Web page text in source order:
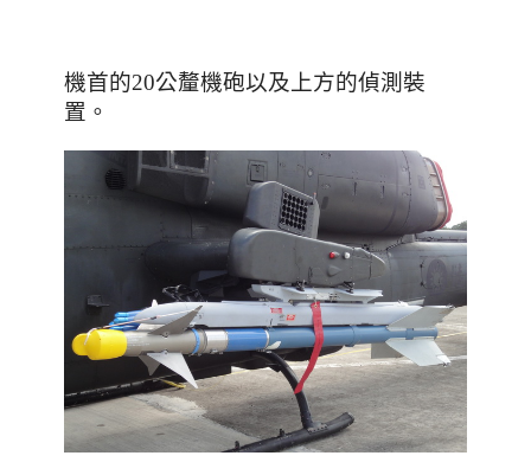
機首的20公釐機砲以及上方的偵測裝
置 。